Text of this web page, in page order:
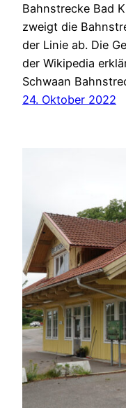
Bahnstrecke Bad
zweigt die
der Linie ab. Die
der Wikipedia
Schwaan
24. Oktober 2022